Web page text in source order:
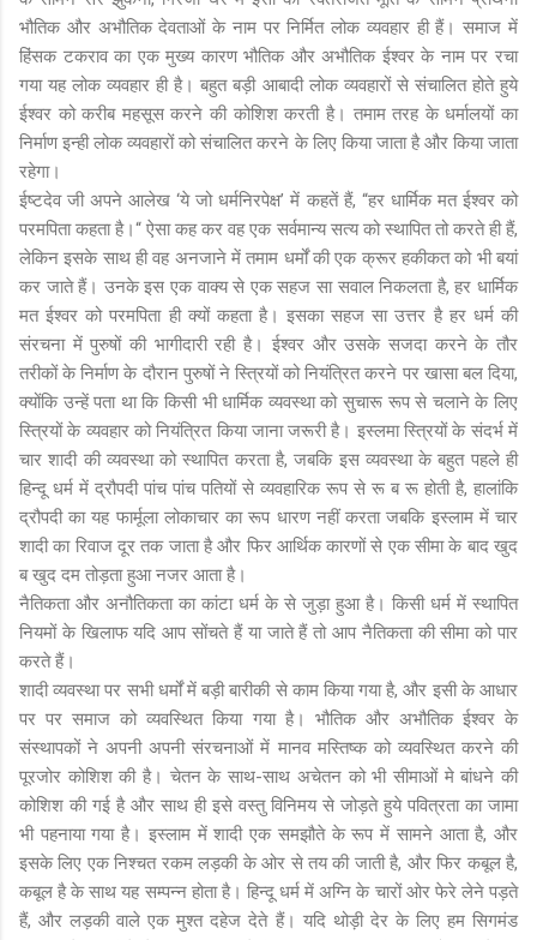
भौतिक और अभौतिक देवताओं के नाम पर निर्मित लोक व्यवहार ही हैं। समाज में
हिंसक टकराव का एक मुख्य कारण भौतिक और अभौतिक ईश्वर के नाम पर रचा
गया यह लोक व्यवहार ही है। बहुत बड़ी आबादी लोक व्यवहारों से संचालित होते हुये
ईश्वर को करीब महसूस करने की कोशिश करती है। तमाम तरह के धर्मालयों का
निर्माण इन्ही लोक व्यवहारों को संचालित करने के लिए किया जाता है और किया जाता
रहेगा।
ईष्टदेव जी अपने आलेख ‘ये जो धर्मनिरपेक्ष’ में कहतें हैं, “हर धार्मिक मत ईश्वर को
परमपिता कहता है।“ ऐसा कह कर वह एक सर्वमान्य सत्य को स्थापित तो करते ही हैं,
लेकिन इसके साथ ही वह अनजाने में तमाम धर्मों की एक क्रूर हकीकत को भी बयां
कर जाते हैं। उनके इस एक वाक्य से एक सहज सा सवाल निकलता है, हर धार्मिक
मत ईश्वर को परमपिता ही क्यों कहता है। इसका सहज सा उत्तर है हर धर्म की
संरचना में पुरुषों की भागीदारी रही है। ईश्वर और उसके सजदा करने के तौर
तरीकों के निर्माण के दौरान पुरुषों ने स्त्रियों को नियंत्रित करने पर खासा बल दिया,
क्योंकि उन्हें पता था कि किसी भी धार्मिक व्यवस्था को सुचारू रूप से चलाने के लिए
स्त्रियों के व्यवहार को नियंत्रित किया जाना जरूरी है। इस्लमा स्त्रियों के संदर्भ में
चार शादी की व्यवस्था को स्थापित करता है, जबकि इस व्यवस्था के बहुत पहले ही
हिन्दू धर्म में द्रौपदी पांच पांच पतियों से व्यवहारिक रूप से रू ब रू होती है, हालांकि
द्रौपदी का यह फार्मूला लोकाचार का रूप धारण नहीं करता जबकि इस्लाम में चार
शादी का रिवाज दूर तक जाता है और फिर आर्थिक कारणों से एक सीमा के बाद खुद
ब खुद दम तोड़ता हुआ नजर आता है।
नैतिकता और अनौतिकता का कांटा धर्म के से जुड़ा हुआ है। किसी धर्म में स्थापित
नियमों के खिलाफ यदि आप सोंचते हैं या जाते हैं तो आप नैतिकता की सीमा को पार
करते हैं।
शादी व्यवस्था पर सभी धर्मों में बड़ी बारीकी से काम किया गया है, और इसी के आधार
पर पर समाज को व्यवस्थित किया गया है। भौतिक और अभौतिक ईश्वर के
संस्थापकों ने अपनी अपनी संरचनाओं में मानव मस्तिष्क को व्यवस्थित करने की
पूरजोर कोशिश की है। चेतन के साथ-साथ अचेतन को भी सीमाओं मे बांधने की
कोशिश की गई है और साथ ही इसे वस्तु विनिमय से जोड़ते हुये पवित्रता का जामा
भी पहनाया गया है। इस्लाम में शादी एक समझौते के रूप में सामने आता है, और
इसके लिए एक निश्चत रकम लड़की के ओर से तय की जाती है, और फिर कबूल है,
कबूल है के साथ यह सम्पन्न होता है। हिन्दू धर्म में अग्नि के चारों ओर फेरे लेने पड़ते
हैं, और लड़की वाले एक मुश्त दहेज देते हैं। यदि थोड़ी देर के लिए हम सिगमंड